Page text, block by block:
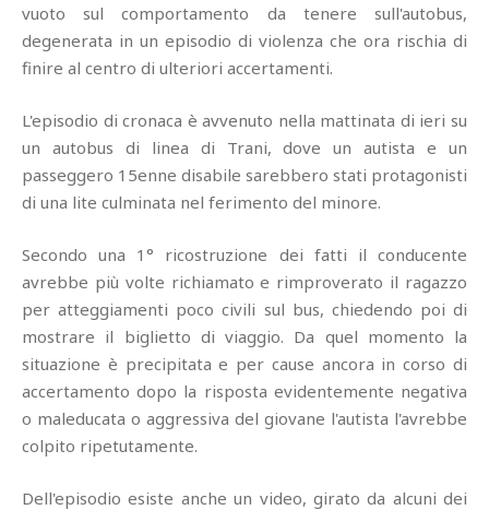
vuoto sul comportamento da tenere sull'autobus,
degenerata in un episodio di violenza che ora rischia di
finire al centro di ulteriori accertamenti.
L'episodio di cronaca è avvenuto nella mattinata di ieri su
un autobus di linea di Trani, dove un autista e un
passeggero 15enne disabile sarebbero stati protagonisti
di una lite culminata nel ferimento del minore.
Secondo una 1° ricostruzione dei fatti il conducente
avrebbe più volte richiamato e rimproverato il ragazzo
per atteggiamenti poco civili sul bus, chiedendo poi di
mostrare il biglietto di viaggio. Da quel momento la
situazione è precipitata e per cause ancora in corso di
accertamento dopo la risposta evidentemente negativa
o maleducata o aggressiva del giovane l'autista l'avrebbe
colpito ripetutamente.
Dell'episodio esiste anche un video, girato da alcuni dei